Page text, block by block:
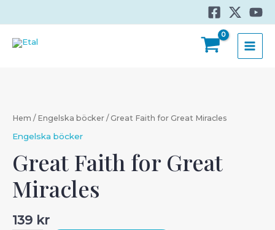
Hem / Engelska böcker / Great Faith for Great Miracles
Engelska böcker
Great Faith for Great
Miracles
139 kr